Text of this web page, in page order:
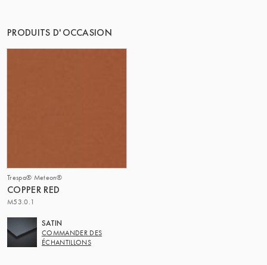
PRODUITS D'OCCASION
Trespa® Meteon®
COPPER RED
M53.0.1
SATIN
COMMANDER DES
ÉCHANTILLONS